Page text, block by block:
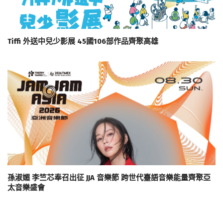
Tiffi 外送中兒少影展 45國106部作品齊聚高雄
孫淑媚 李竺芯奉召出征 JJA 音樂節 跨世代臺語音樂能量齊聚亞
太音樂盛會